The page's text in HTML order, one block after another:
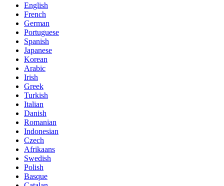
English
French
German
Portuguese
Spanish
Japanese
Korean
Arabic
Irish
Greek
Turkish
Italian
Danish
Romanian
Indonesian
Czech
Afrikaans
Swedish
Polish
Basque